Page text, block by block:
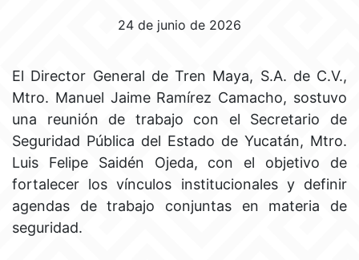
24 de junio de 2026
El Director General de Tren Maya, S.A. de C.V.,
Mtro. Manuel Jaime Ramírez Camacho, sostuvo
una reunión de trabajo con el Secretario de
Seguridad Pública del Estado de Yucatán, Mtro.
Luis Felipe Saidén Ojeda, con el objetivo de
fortalecer los vínculos institucionales y definir
agendas de trabajo conjuntas en materia de
seguridad.